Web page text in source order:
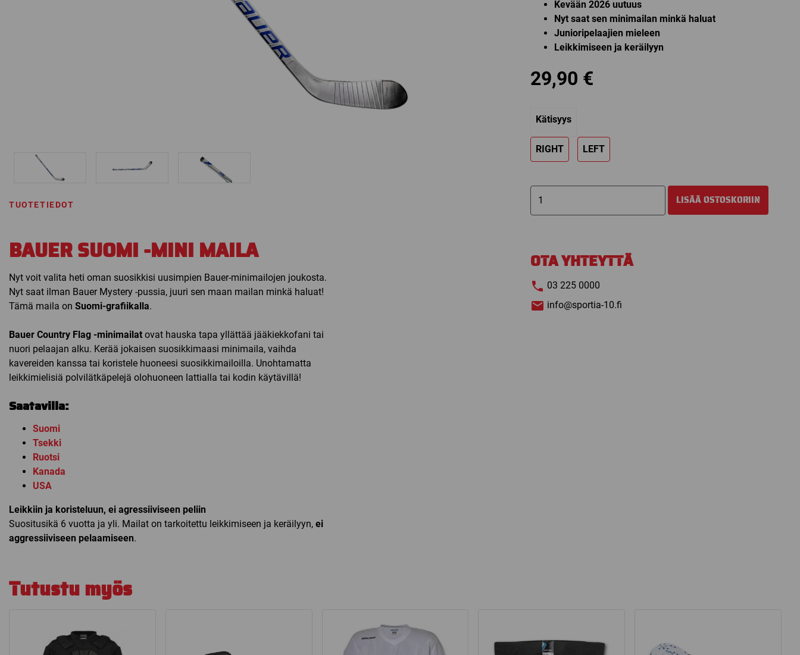
TUOTETIEDOT
BAUER SUOMI -MINI MAILA
Nyt voit valita heti oman suosikkisi uusimpien Bauer-minimailojen joukosta.
Nyt saat ilman Bauer Mystery -pussia, juuri sen maan mailan minkä haluat!
Tämä maila on Suomi-grafiikalla.
Bauer Country Flag -minimailat ovat hauska tapa yllättää jääkiekkofani tai
nuori pelaajan alku. Kerää jokaisen suosikkimaasi minimaila, vaihda
kavereiden kanssa tai koristele huoneesi suosikkimailoilla. Unohtamatta
leikkimielisiä polvilätkäpelejä olohuoneen lattialla tai kodin käytävillä!
Saatavilla:
Suomi
Tsekki
Ruotsi
Kanada
USA
Leikkiin ja koristeluun, ei agressiiviseen peliin
Suositusikä 6 vuotta ja yli. Mailat on tarkoitettu leikkimiseen ja keräilyyn, ei
aggressiiviseen pelaamiseen.
Kevään 2026 uutuus
Nyt saat sen minimailan minkä haluat
Junioripelaajien mieleen
Leikkimiseen ja keräilyyn
29,90 €
Kätisyys
RIGHT LEFT
SUOMI
LISÄÄ OSTOSKORIIN
OTA YHTEYTTÄ
03 225 0000
info@sportia-10.fi
Tutustu myös